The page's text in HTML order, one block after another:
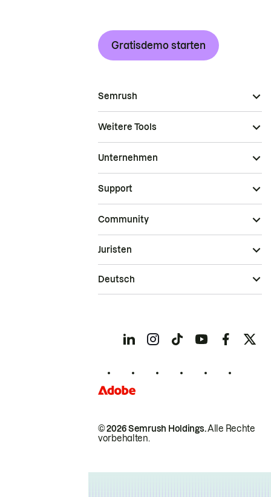
Gratisdemo starten
Semrush
Weitere Tools
Unternehmen
Support
Community
© 2026 Semrush Holdings.Alle Rechte
vorbehalten.
Juristen
Deutsch